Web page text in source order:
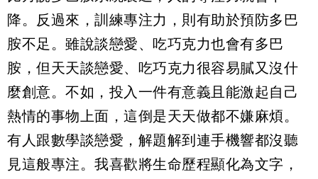
降。反過來，訓練專注力，則有助於預防多巴
胺不足。雖說談戀愛、吃巧克力也會有多巴
胺，但天天談戀愛、吃巧克力很容易膩又沒什
麼創意。不如，投入一件有意義且能激起自己
熱情的事物上面，這倒是天天做都不嫌麻煩。
有人跟數學談戀愛，解題解到連手機響都沒聽
見這般專注。我喜歡將生命歷程顯化為文字，